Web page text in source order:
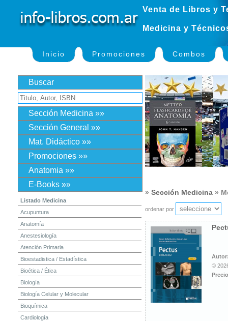
Venta de Libros y
Medicina y
Inicio Promociones Combos
Buscar
Sección Medicina »»
Sección General »»
Mat. Didáctico »»
Promociones »»
Anatomia »»
E-Books »»
Listado Medicina
Acupuntura
Anatomía
Anestesiología
Atención Primaria
Bioestadistica / Estadística
Bioética / Ética
Biología
Biología Celular y Molecular
Bioquímica
Cardiología
» Sección Medicina »
ordenar por
©